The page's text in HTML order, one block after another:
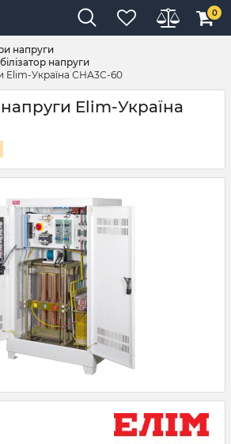
0
напруги
напруги
Elim-Україна СНА3С-60
напруги Elim-Україна